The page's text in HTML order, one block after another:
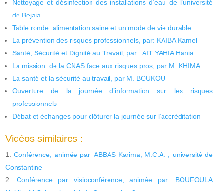
Nettoyage et désinfection des installations d’eau de l’université
de Bejaia
Table ronde: alimentation saine et un mode de vie durable
La prévention des risques professionnels, par: KAIBA Kamel
Santé, Sécurité et Dignité au Travail, par : AIT YAHIA Hania
La mission de la CNAS face aux risques pros, par M. KHIMA
La santé et la sécurité au travail, par M. BOUKOU
Ouverture de la journée d’information sur les risques
professionnels
Débat et échanges pour clôturer la journée sur l’accréditation
Vidéos similaires :
Conférence, animée par: ABBAS Karima, M.C.A. , université de
Constantine
Conférence par visioconférence, animée par: BOUFOULA